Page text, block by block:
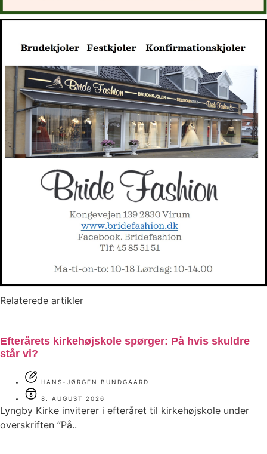
Relaterede artikler
Efterårets kirkehøjskole spørger: På hvis skuldre
står vi?
HANS-JØRGEN BUNDGAARD
8. AUGUST 2026
Lyngby Kirke inviterer i efteråret til kirkehøjskole under
overskriften ”På..